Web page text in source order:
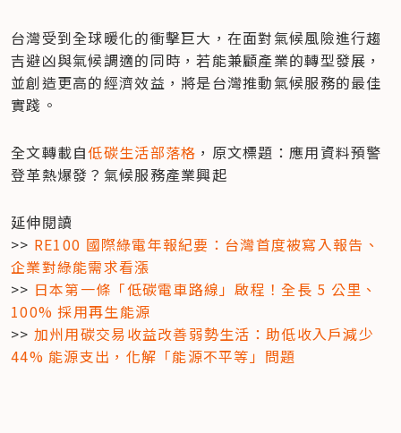
台灣受到全球暖化的衝擊巨大，在面對氣候風險進行趨
吉避凶與氣候調適的同時，若能兼顧產業的轉型發展，
並創造更高的經濟效益，將是台灣推動氣候服務的最佳
實踐。
全文轉載自低碳生活部落格 ，原文標題：應用資料預警
登革熱爆發？氣候服務產業興起
延伸閱讀
>> RE100 國際綠電年報紀要：台灣首度被寫入報告、
企業對綠能需求看漲
>> 日本第一條「低碳電車路線」啟程！全長 5 公里、
100% 採用再生能源
>> 加州用碳交易收益改善弱勢生活：助低收入戶減少
44% 能源支出，化解「能源不平等」問題